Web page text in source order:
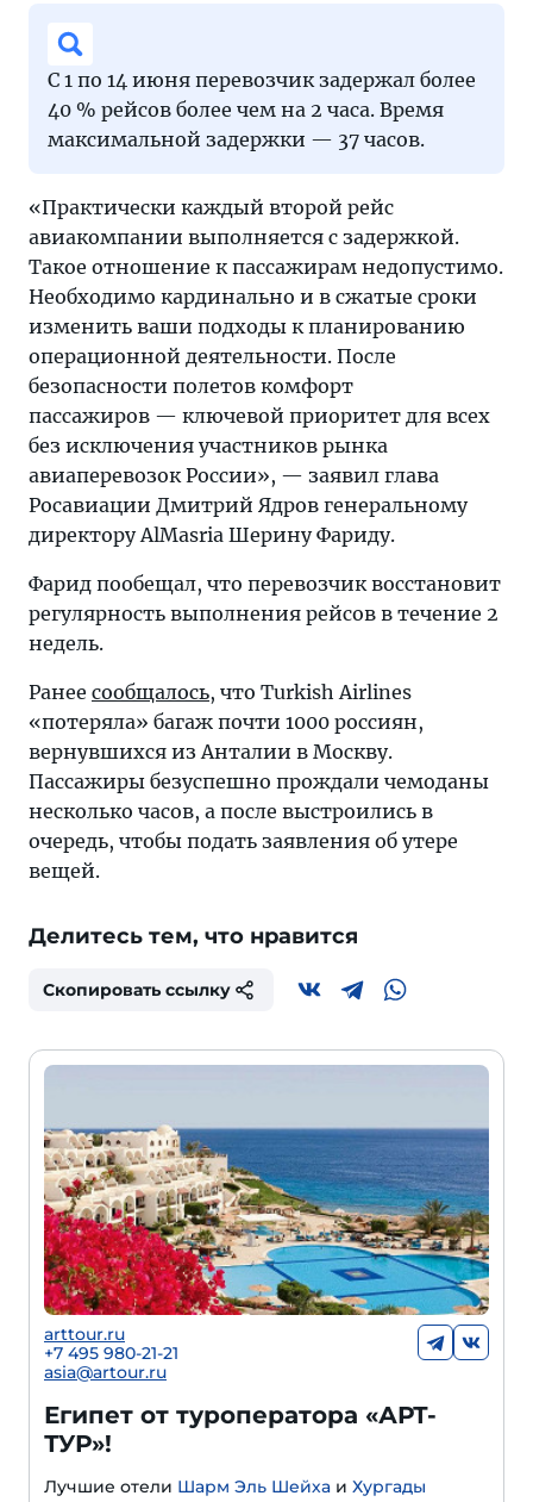
С 1 по 14 июня перевозчик задержал более
40 % рейсов более чем на 2 часа. Время
максимальной задержки — 37 часов.
«Практически каждый второй рейс
авиакомпании выполняется с задержкой.
Такое отношение к пассажирам недопустимо.
Необходимо кардинально и в сжатые сроки
изменить ваши подходы к планированию
операционной деятельности. После
безопасности полетов комфорт
пассажиров — ключевой приоритет для всех
без исключения участников рынка
авиаперевозок России», — заявил глава
Росавиации Дмитрий Ядров генеральному
директору AlMasria Шерину Фариду.
Фарид пообещал, что перевозчик восстановит
регулярность выполнения рейсов в течение 2
недель.
Ранее сообщалось, что Turkish Airlines
«потеряла» багаж почти 1000 россиян,
вернувшихся из Анталии в Москву.
Пассажиры безуспешно прождали чемоданы
несколько часов, а после выстроились в
очередь, чтобы подать заявления об утере
вещей.
Делитесь тем, что нравится
Скопировать ссылку
arttour.ru
+7 495 980-21-21
asia@artour.ru
Египет от туроператора «АРТ-
ТУР»!
Лучшие отели Шарм Эль Шейха и Хургады